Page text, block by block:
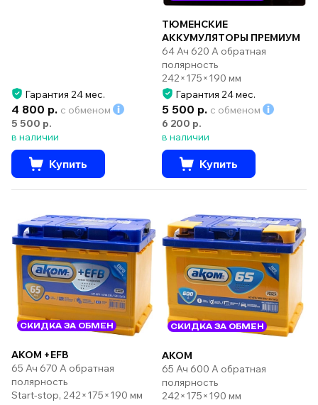
Гарантия 24 мес.
4 800 р. с обменом
5 500 р.
в наличии
Купить
ТЮМЕНСКИЕ
АККУМУЛЯТОРЫ ПРЕМИУМ
64 Ач 620 А обратная
полярность
242×175×190 мм
Гарантия 24 мес.
5 500 р. с обменом
6 200 р.
в наличии
Купить
СКИДКА ЗА ОБМЕН
AKOM +EFB
65 Ач 670 А обратная
полярность
Start-stop, 242×175×190 мм
СКИДКА ЗА ОБМЕН
AKOM
65 Ач 600 А обратная
полярность
242×175×190 мм